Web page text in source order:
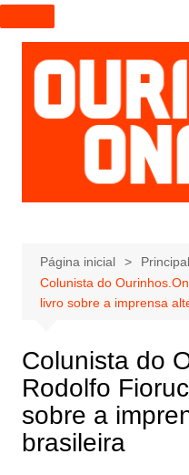
I
r
p
a
r
a
e
ú
d
Página inicial
Principal
Colunista do
livro sobre a imprensa
Colunista do
Rodolfo
sobre a
brasileira